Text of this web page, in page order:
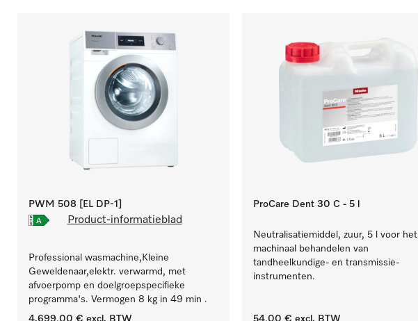
PWM 508 [EL DP-1]
Product-informatieblad
Professional wasmachine,Kleine
Geweldenaar,elektr. verwarmd, met
afvoerpomp en doelgroepspecifieke
programma's. Vermogen 8 kg in 49 min .
4.699,00 € excl. BTW
ProCare Dent 30 C - 5 l
Neutralisatiemiddel, zuur, 5 l voor het
machinaal behandelen van
tandheelkundige- en transmissie-
instrumenten.
54,00 € excl. BTW